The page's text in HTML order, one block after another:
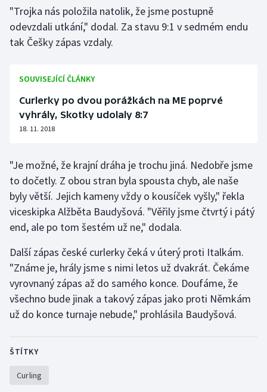
Short track
Triatlon
Vodní slalom
Volejbal
Ostatní
"Trojka nás položila natolik, že jsme postupně
odevzdali utkání," dodal. Za stavu 9:1 v sedmém endu
tak Češky zápas vzdaly.
SOUVISEJÍCÍ ČLÁNKY
Curlerky po dvou porážkách na ME poprvé
vyhrály, Skotky udolaly 8:7
18. 11. 2018
"Je možné, že krajní dráha je trochu jiná. Nedobře jsme
to dočetly. Z obou stran byla spousta chyb, ale naše
byly větší. Jejich kameny vždy o kousíček vyšly," řekla
viceskipka Alžběta Baudyšová. "Věřily jsme čtvrtý i pátý
end, ale po tom šestém už ne," dodala.
Další zápas české curlerky čeká v úterý proti Italkám.
"Známe je, hrály jsme s nimi letos už dvakrát. Čekáme
vyrovnaný zápas až do samého konce. Doufáme, že
všechno bude jinak a takový zápas jako proti Němkám
už do konce turnaje nebude," prohlásila Baudyšová.
ŠTÍTKY
Curling